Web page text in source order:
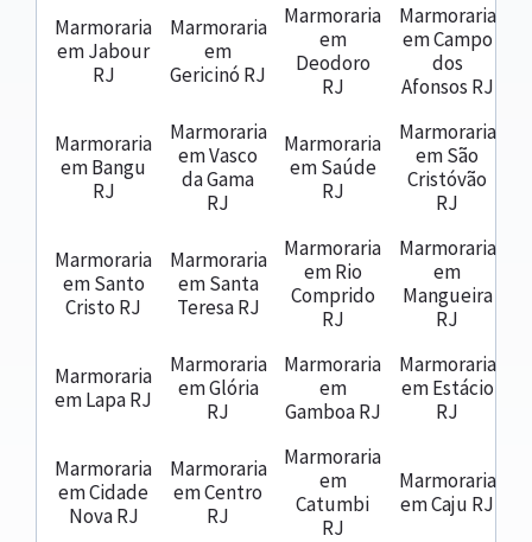
Marmoraria
em Jabour
RJ
Marmoraria
em
Gericinó RJ
Marmoraria
em
Deodoro
RJ
Marmoraria
em Campo
dos
Afonsos RJ
Marmoraria
em Bangu
RJ
Marmoraria
em Vasco
da Gama
RJ
Marmoraria
em Saúde
RJ
Marmoraria
em São
Cristóvão
RJ
Marmoraria
em Santo
Cristo RJ
Marmoraria
em Santa
Teresa RJ
Marmoraria
em Rio
Comprido
RJ
Marmoraria
em
Mangueira
RJ
Marmoraria
em Lapa RJ
Marmoraria
em Glória
RJ
Marmoraria
em
Gamboa RJ
Marmoraria
em Estácio
RJ
Marmoraria
em Cidade
Nova RJ
Marmoraria
em Centro
RJ
Marmoraria
em
Catumbi
RJ
Marmoraria
em Caju RJ